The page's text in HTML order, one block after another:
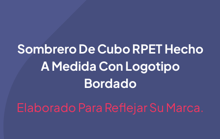
Catalogar
Recursos
Sombrero De Cubo RPET Hecho
A Medida Con Logotipo
Bordado
Elaborado Para Reflejar Su Marca.